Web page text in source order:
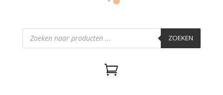
Producten
zoeken ZOEKEN
